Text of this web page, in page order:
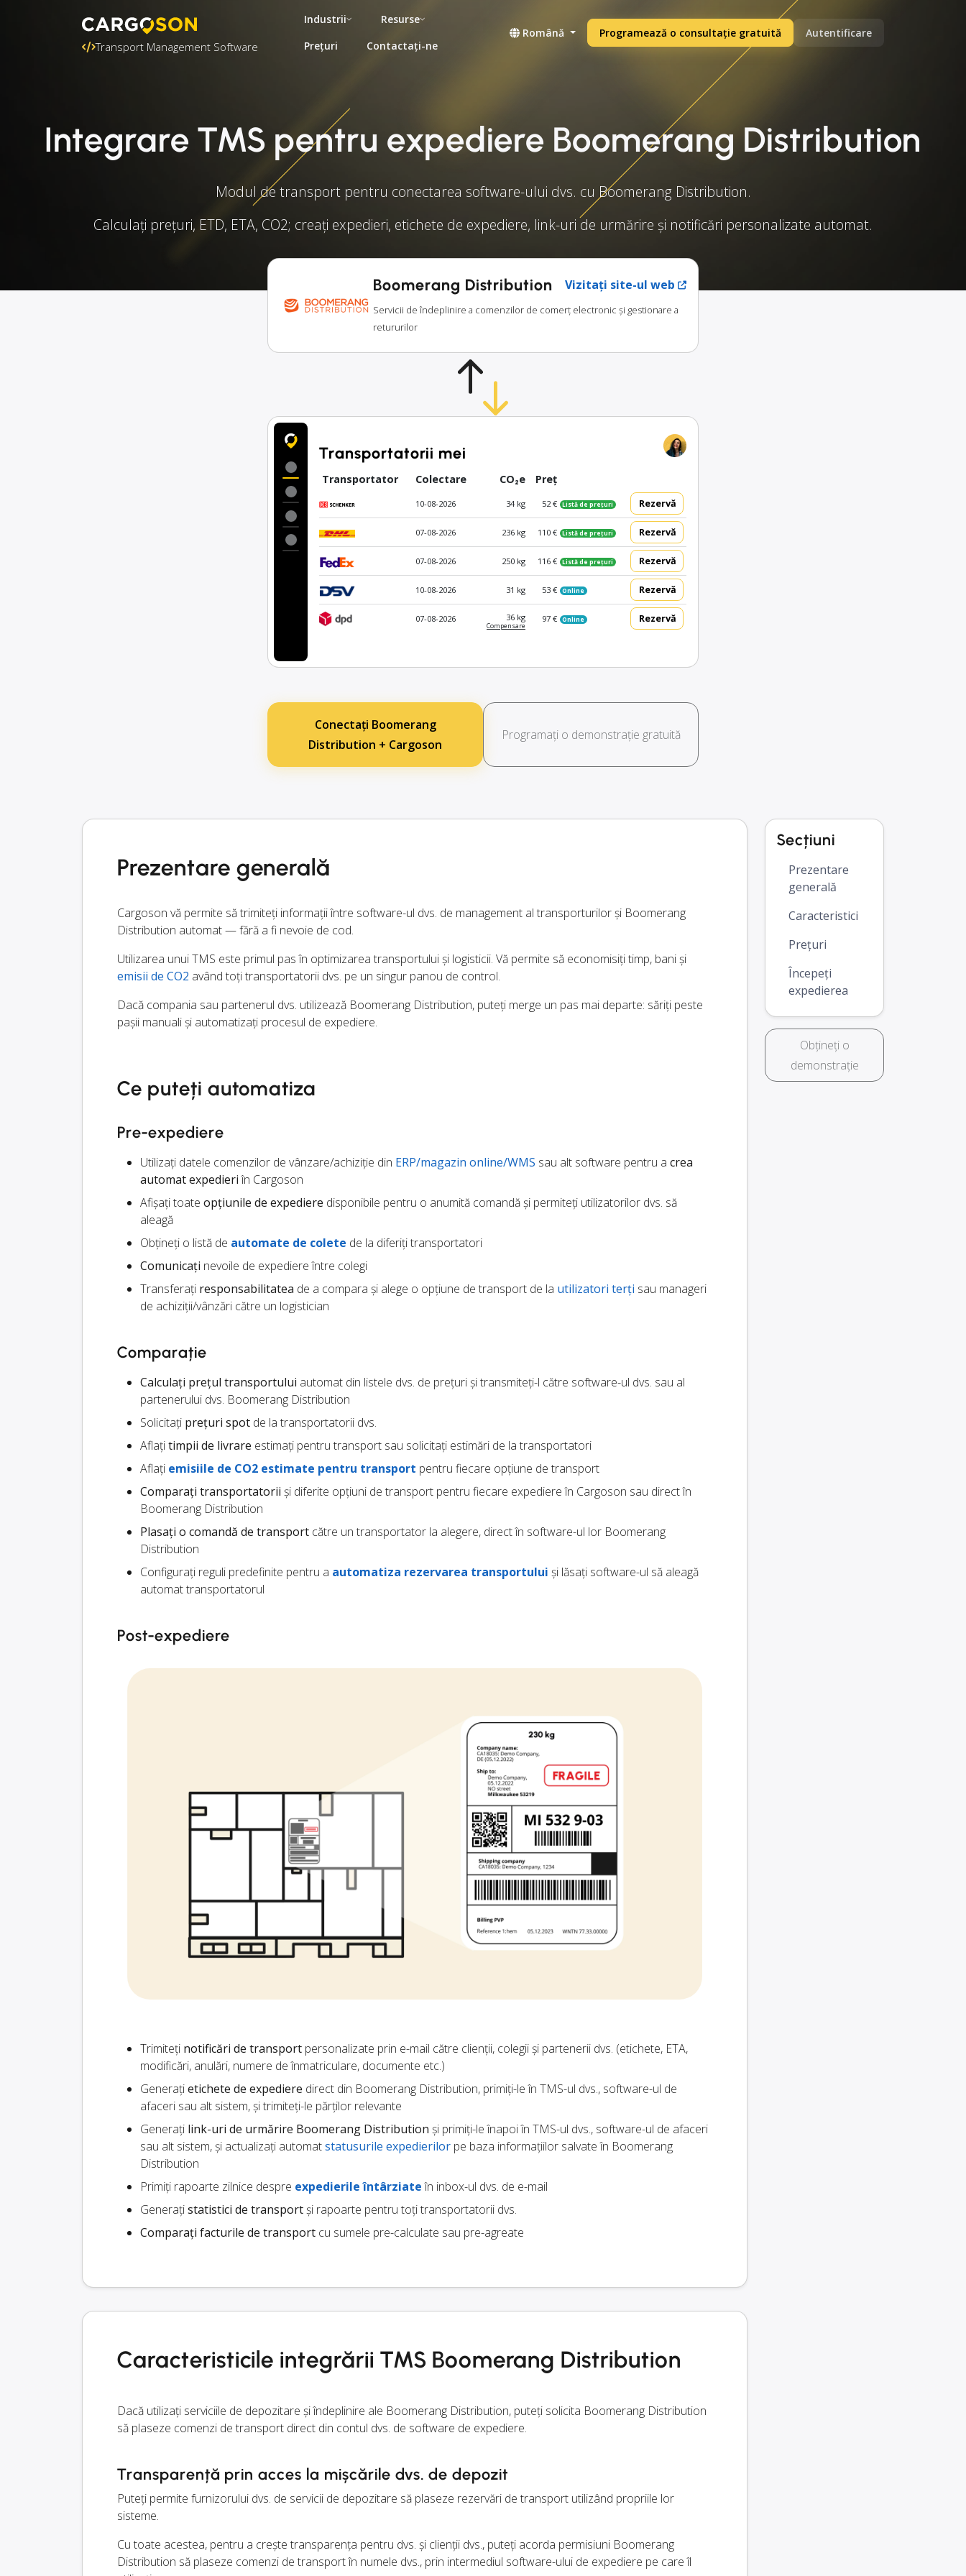
Transport Management Software
Industrii
Resurse
Prețuri
Contactați-ne
Română Programează o consultație gratuită Autentificare
Integrare TMS pentru expediere Boomerang Distribution
Modul de transport pentru conectarea software-ului dvs. cu Boomerang Distribution.
Calculați prețuri, ETD, ETA, CO2; creați expedieri, etichete de expediere, link-uri de urmărire și notificări personalizate automat.
Boomerang Distribution Vizitați site-ul web
Servicii de îndeplinire a comenzilor de comerț electronic și gestionare a
retururilor
Transportatorii mei
Transportator Colectare CO₂e Preț
10-08-2026 34 kg 52 € Listă de prețuri Rezervă
07-08-2026 236 kg 110 € Listă de prețuri Rezervă
07-08-2026 250 kg 116 € Listă de prețuri Rezervă
10-08-2026 31 kg 53 € Online Rezervă
07-08-2026 36 kg
Compen­sare
97 € Online Rezervă
Conectați Boomerang
Distribution + Cargoson
Programați o demonstrație gratuită
Prezentare generală
Cargoson vă permite să trimiteți informații între software-ul dvs. de management al transporturilor și Boomerang
Distribution automat — fără a fi nevoie de cod.
Utilizarea unui TMS este primul pas în optimizarea transportului și logisticii. Vă permite să economisiți timp, bani și
emisii de CO2 având toți transportatorii dvs. pe un singur panou de control.
Dacă compania sau partenerul dvs. utilizează Boomerang Distribution, puteți merge un pas mai departe: săriți peste
pașii manuali și automatizați procesul de expediere.
Ce puteți automatiza
Pre-expediere
Utilizați datele comenzilor de vânzare/achiziție din ERP/magazin online/WMS sau alt software pentru a crea
automat expedieriîn Cargoson
Afișați toate opțiunile de expediere disponibile pentru o anumită comandă și permiteți utilizatorilor dvs. să
aleagă
Obțineți o listă de automate de colete de la diferiți transportatori
Comunicați nevoile de expediere între colegi
Transferați responsabilitatea de a compara și alege o opțiune de transport de la utilizatori terți sau manageri
de achiziții/vânzări către un logistician
Comparație
Calculați prețul transportului automat din listele dvs. de prețuri și transmiteți-l către software-ul dvs. sau al
partenerului dvs. Boomerang Distribution
Solicitați prețuri spot de la transportatorii dvs.
Aflațitimpii de livrare estimați pentru transport sau solicitați estimări de la transportatori
Aflați emisiile de CO2 estimate pentru transport pentru fiecare opțiune de transport
Comparați transportatorii și diferite opțiuni de transport pentru fiecare expediere în Cargoson sau direct în
Boomerang Distribution
Plasați o comandă de transport către un transportator la alegere, direct în software-ul lor Boomerang
Distribution
Configurați reguli predefinite pentru a automatiza rezervarea transportului și lăsați software-ul să aleagă
automat transportatorul
Post-expediere
Trimiteți notificări de transport personalizate prin e-mail către clienții, colegii și partenerii dvs. (etichete, ETA,
modificări, anulări, numere de înmatriculare, documente etc.)
Generațietichete de expediere direct din Boomerang Distribution, primiți-le în TMS-ul dvs., software-ul de
afaceri sau alt sistem, și trimiteți-le părților relevante
Generați link-uri de urmărire Boomerang Distribution și primiți-le înapoi în TMS-ul dvs., software-ul de afaceri
sau alt sistem, și actualizați automatstatusurile expedierilor pe baza informațiilor salvate în Boomerang
Distribution
Primiți rapoarte zilnice despre expedierile întârziateîn inbox-ul dvs. de e-mail
Generațistatistici de transportși rapoarte pentru toți transportatorii dvs.
Comparați facturile de transport cu sumele pre-calculate sau pre-agreate
Caracteristicile integrării TMS Boomerang Distribution
Dacă utilizați serviciile de depozitare și îndeplinire ale Boomerang Distribution, puteți solicita Boomerang Distribution
să plaseze comenzi de transport direct din contul dvs. de software de expediere.
Transparență prin acces la mișcările dvs. de depozit
Puteți permite furnizorului dvs. de servicii de depozitare să plaseze rezervări de transport utilizând propriile lor
sisteme.
Cu toate acestea, pentru a crește transparența pentru dvs. și clienții dvs., puteți acorda permisiuni Boomerang
Distribution să plaseze comenzi de transport în numele dvs., prin intermediul software-ului de expediere pe care îl
Secțiuni
Prezentare
generală
Caracteristici
Prețuri
Începeți
expedierea
Obțineți o
demonstrație